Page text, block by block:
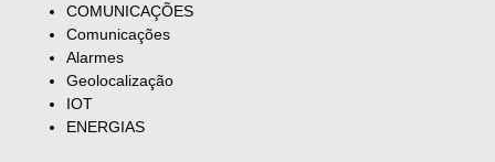
COMUNICAÇÕES
Comunicações
Alarmes
Geolocalização
IOT
ENERGIAS